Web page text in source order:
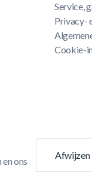
ons
Afwijzen
Service,
Privacy-
Cookie-